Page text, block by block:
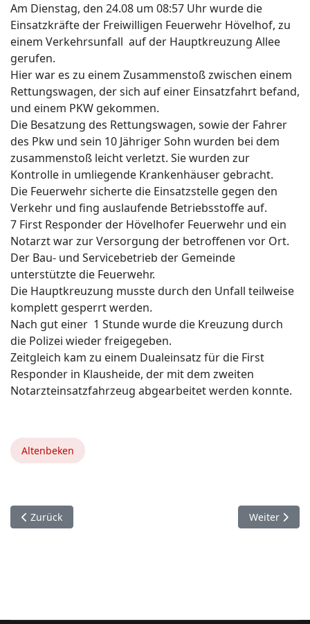
Am Dienstag, den 24.08 um 08:57 Uhr wurde die
Einsatzkräfte der Freiwilligen Feuerwehr Hövelhof, zu
einem Verkehrsunfall auf der Hauptkreuzung Allee
gerufen.
Hier war es zu einem Zusammenstoß zwischen einem
Rettungswagen, der sich auf einer Einsatzfahrt befand,
und einem PKW gekommen.
Die Besatzung des Rettungswagen, sowie der Fahrer
des Pkw und sein 10 Jähriger Sohn wurden bei dem
zusammenstoß leicht verletzt. Sie wurden zur
Kontrolle in umliegende Krankenhäuser gebracht.
Die Feuerwehr sicherte die Einsatzstelle gegen den
Verkehr und fing auslaufende Betriebsstoffe auf.
7 First Responder der Hövelhofer Feuerwehr und ein
Notarzt war zur Versorgung der betroffenen vor Ort.
Der Bau- und Servicebetrieb der Gemeinde
unterstützte die Feuerwehr.
Die Hauptkreuzung musste durch den Unfall teilweise
komplett gesperrt werden.
Nach gut einer 1 Stunde wurde die Kreuzung durch
die Polizei wieder freigegeben.
Zeitgleich kam zu einem Dualeinsatz für die First
Responder in Klausheide, der mit dem zweiten
Notarzteinsatzfahrzeug abgearbeitet werden konnte.
Altenbeken
Vorheriger Beitrag: 25.August. Kleinwagenfahrer versucht
Zurück Nächster
Weiter